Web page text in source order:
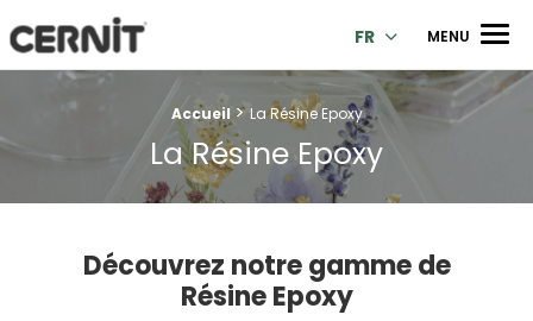
Cernit Une qualité haut de gamme pour des créations
FR MENU
Fil d'Ariane : Accueil > La Résine Epoxy
La Résine Epoxy
Découvrez notre gamme de
Résine Epoxy